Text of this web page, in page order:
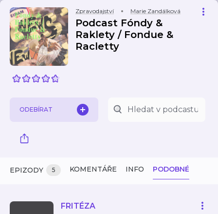
Zpravodajství Marie Zandálková
Podcast Fóndy &
Raklety / Fondue &
Racletty
ODEBÍRAT
EPIZODY 5 KOMENTÁŘE INFO PODOBNÉ
FRITÉZA